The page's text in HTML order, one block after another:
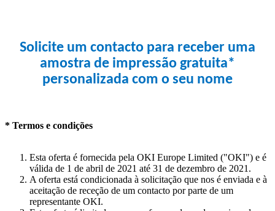
Solicite um contacto para receber uma
amostra de impressão gratuita*
personalizada com o seu nome
* Termos e condições
Esta oferta é fornecida pela OKI Europe Limited ("OKI") e é
válida de 1 de abril de 2021 até 31 de dezembro de 2021.
A oferta está condicionada à solicitação que nos é enviada e à
aceitação de receção de um contacto por parte de um
representante OKI.